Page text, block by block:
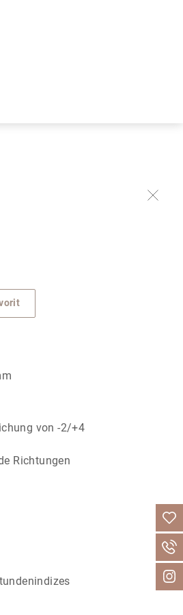
von ‑2/+4
Richtungen